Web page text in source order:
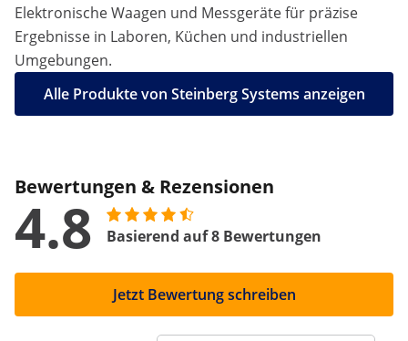
Elektronische Waagen und Messgeräte für präzise
Ergebnisse in Laboren, Küchen und industriellen
Umgebungen.
Alle Produkte von Steinberg Systems anzeigen
Bewertungen & Rezensionen
4.8 Basierend auf 8 Bewertungen
Jetzt Bewertung schreiben